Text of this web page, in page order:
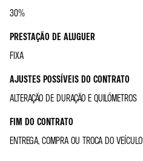
30%
PRESTAÇÃO DE ALUGUER
FIXA
AJUSTES POSSÍVEIS DO CONTRATO
ALTERAÇÃO DE DURAÇÃO E QUILÓMETROS
FIM DO CONTRATO
ENTREGA, COMPRA OU TROCA DO VEÍCULO